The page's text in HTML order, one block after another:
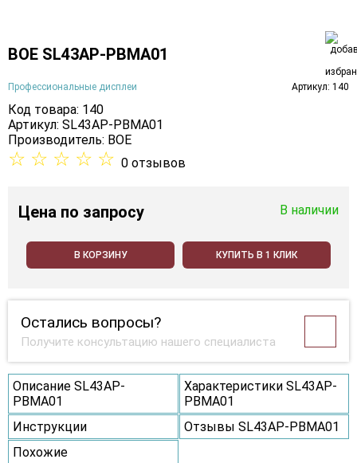
BOE SL43AP-PBMA01
Профессиональные дисплеи Артикул: 140
Код товара: 140
Артикул: SL43AP-PBMA01
Производитель: BOE
☆ ☆ ☆ ☆ ☆ 0 отзывов
Цена по запросу В наличии
В КОРЗИНУ КУПИТЬ В 1 КЛИК
Остались вопросы?
Получите консультацию нашего специалиста
Описание SL43AP-
PBMA01
Характеристики SL43AP-
PBMA01
Инструкции
Отзывы SL43AP-PBMA01
Похожие